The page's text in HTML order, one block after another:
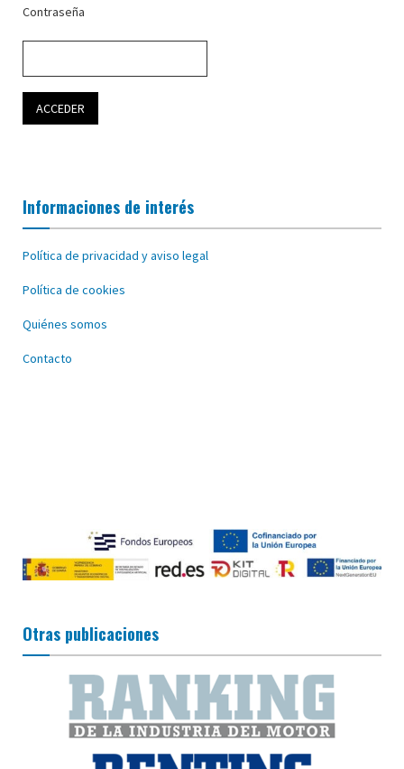
Contraseña
Informaciones de interés
Política de privacidad y aviso legal
Política de cookies
Quiénes somos
Contacto
Otras publicaciones